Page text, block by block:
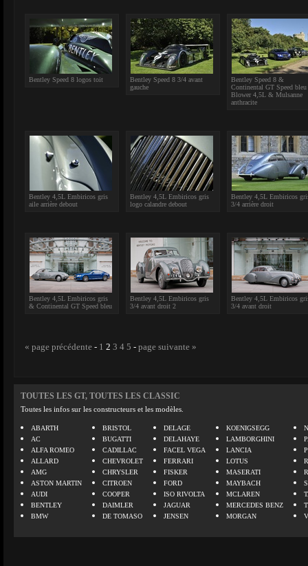
Bentley Speed 8 logos toit
Bentley Speed 8 3/4 avant
gauche
Bentley Speed 8 &
Continental GT Speed
Blower 4,5L & Mulsanne
anthracite
Bentley 4,5L Embiricos gris
aile arrière debout
Bentley 4,5L Embiricos gris
logo calandre debout
Bentley 4,5L Embiricos
3/4 arrière droit
Bentley 4,5L Embiricos gris
& Continental GT Speed bleu
Bentley 4,5L Embiricos gris
3/4 avant droit 2
Bentley 4,5L Embiricos
3/4 avant droit
« page précédente - 1 2 3 4 5 - page suivante »
TOUTES LES GT, TOUTES LES CLASSIC
Toutes les infos sur les constructeurs et les modèles.
ABARTH
AC
ALFA ROMEO
ALLARD
AMG
ASTON MARTIN
AUDI
BENTLEY
BMW
BRISTOL
BUGATTI
CADILLAC
CHEVROLET
CHRYSLER
CITROEN
COOPER
DAIMLER
DE TOMASO
DELAGE
DELAHAYE
FACEL VEGA
FERRARI
FISKER
FORD
ISO RIVOLTA
JAGUAR
JENSEN
KOENIGSEGG
LAMBORGHINI
LANCIA
LOTUS
MASERATI
MAYBACH
MCLAREN
MERCEDES BENZ
MORGAN